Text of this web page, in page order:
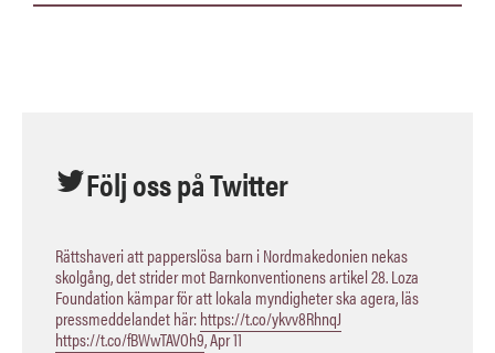
Följ oss på Twitter
Rättshaveri att papperslösa barn i Nordmakedonien nekas
skolgång, det strider mot Barnkonventionens artikel 28. Loza
Foundation kämpar för att lokala myndigheter ska agera, läs
pressmeddelandet här:https://t.co/ykvv8RhnqJ
https://t.co/fBWwTAVOh9,Apr 11